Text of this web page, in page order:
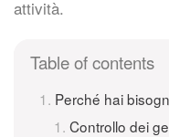
attività.
Table of contents
Perché hai
Controllo dei